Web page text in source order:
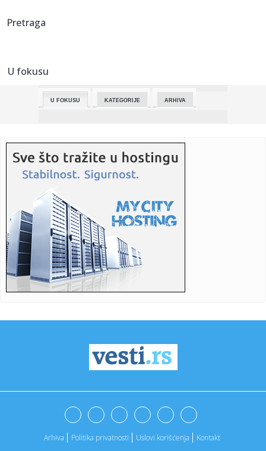
studentima ...
22:10:
22:06: RHMZ upozorio na nevreme večeras i sutra
21:59:Cijena jedne od H&M-ovih haljina sezone snižena je na
13,99 ...
21:58:Najveći pad cena zlata za 13 godina, strah od kamata
pogodio ple...
21:54:ZVEZDA ODBILA MILIONE: Nemci opet krenuli po igrača
crveno-belih...
21:52:Fon der Lajen: EU izdvaja 200 miliona evra za jačanje
povezanost...
Zaboravljena kost 40 godina skupljala prašinu u fioci:
21:49:Microsoft navodno sprema najveći talas otkaza u istoriji
Vic dana: Ne mogu da vjerujem
Pretraga
U fokusu
U FOKUSU KATEGORIJE ARHIVA
Arhiva Politika privatnosti Uslovi korišćenja Kontakt